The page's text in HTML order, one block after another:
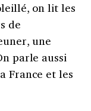
on lit les
de
une
parle aussi
France et les